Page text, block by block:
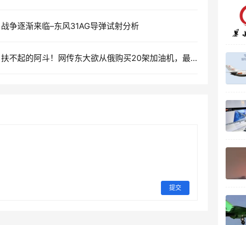
战争逐渐来临–东风31AG导弹试射分析
扶不起的阿斗！网传东大欲从俄购买20架加油机，最后因俄交不出货而取消
提交